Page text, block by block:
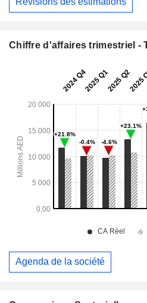
Chiffre d'affaires trimestriel -
Agenda de la société